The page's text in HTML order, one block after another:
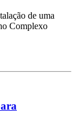
de uma
Complexo